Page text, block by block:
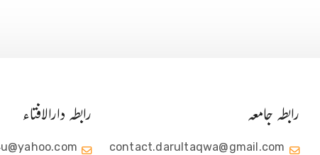
رابطہ جامعہ
contact.darultaqwa@gmail.com
رابطہ دارالافتاء